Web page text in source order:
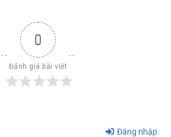
0
Đánh giá bài viết
Đăng nhập